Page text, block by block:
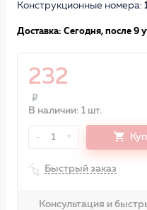
Конструкционные номера:
Доставка: Сегодня, после 9
232
В наличии: 1 шт.
- 1 +
Быстрый заказ
Консультация и